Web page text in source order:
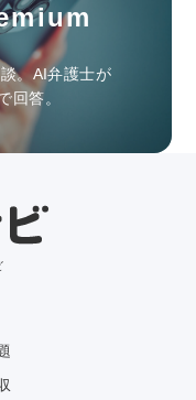
。AI弁護士が
回答。